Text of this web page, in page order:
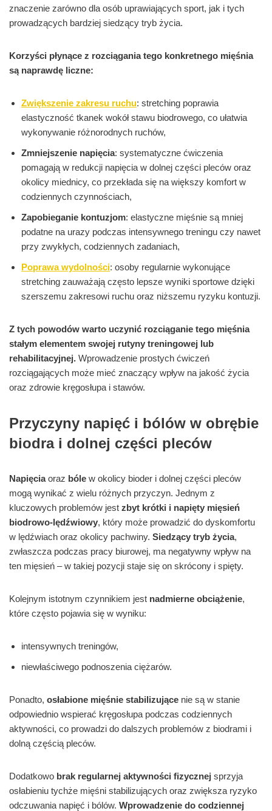
znaczenie zarówno dla osób uprawiających sport, jak i tych
prowadzących bardziej siedzący tryb życia.
Korzyści płynące z rozciągania tego konkretnego mięśnia
są naprawdę liczne:
Zwiększenie zakresu ruchu: stretching poprawia
elastyczność tkanek wokół stawu biodrowego, co ułatwia
wykonywanie różnorodnych ruchów,
Zmniejszenie napięcia: systematyczne ćwiczenia
pomagają w redukcji napięcia w dolnej części pleców oraz
okolicy miednicy, co przekłada się na większy komfort w
codziennych czynnościach,
Zapobieganie kontuzjom: elastyczne mięśnie są mniej
podatne na urazy podczas intensywnego treningu czy nawet
przy zwykłych, codziennych zadaniach,
Poprawa wydolności: osoby regularnie wykonujące
stretching zauważają często lepsze wyniki sportowe dzięki
szerszemu zakresowi ruchu oraz niższemu ryzyku kontuzji.
Z tych powodów warto uczynić rozciąganie tego mięśnia
stałym elementem swojej rutyny treningowej lub
rehabilitacyjnej. Wprowadzenie prostych ćwiczeń
rozciągających może mieć znaczący wpływ na jakość życia
oraz zdrowie kręgosłupa i stawów.
Przyczyny napięć i bólów w obrębie
biodra i dolnej części pleców
Napięciaoraz bóle w okolicy bioder i dolnej części pleców
mogą wynikać z wielu różnych przyczyn. Jednym z
kluczowych problemów jest zbyt krótki i napięty mięsień
biodrowo-lędźwiowy, który może prowadzić do dyskomfortu
w lędźwiach oraz okolicy pachwiny. Siedzący tryb życia,
zwłaszcza podczas pracy biurowej, ma negatywny wpływ na
ten mięsień – w takiej pozycji staje się on skrócony i spięty.
Kolejnym istotnym czynnikiem jest nadmierne obciążenie,
które często pojawia się w wyniku:
intensywnych treningów,
niewłaściwego podnoszenia ciężarów.
Ponadto, osłabione mięśnie stabilizujące nie są w stanie
odpowiednio wspierać kręgosłupa podczas codziennych
aktywności, co prowadzi do dalszych problemów z biodrami i
dolną częścią pleców.
Dodatkowo brak regularnej aktywności fizycznej sprzyja
osłabieniu tychże mięśni stabilizujących oraz zwiększa ryzyko
odczuwania napięć i bólów. Wprowadzenie do codziennej